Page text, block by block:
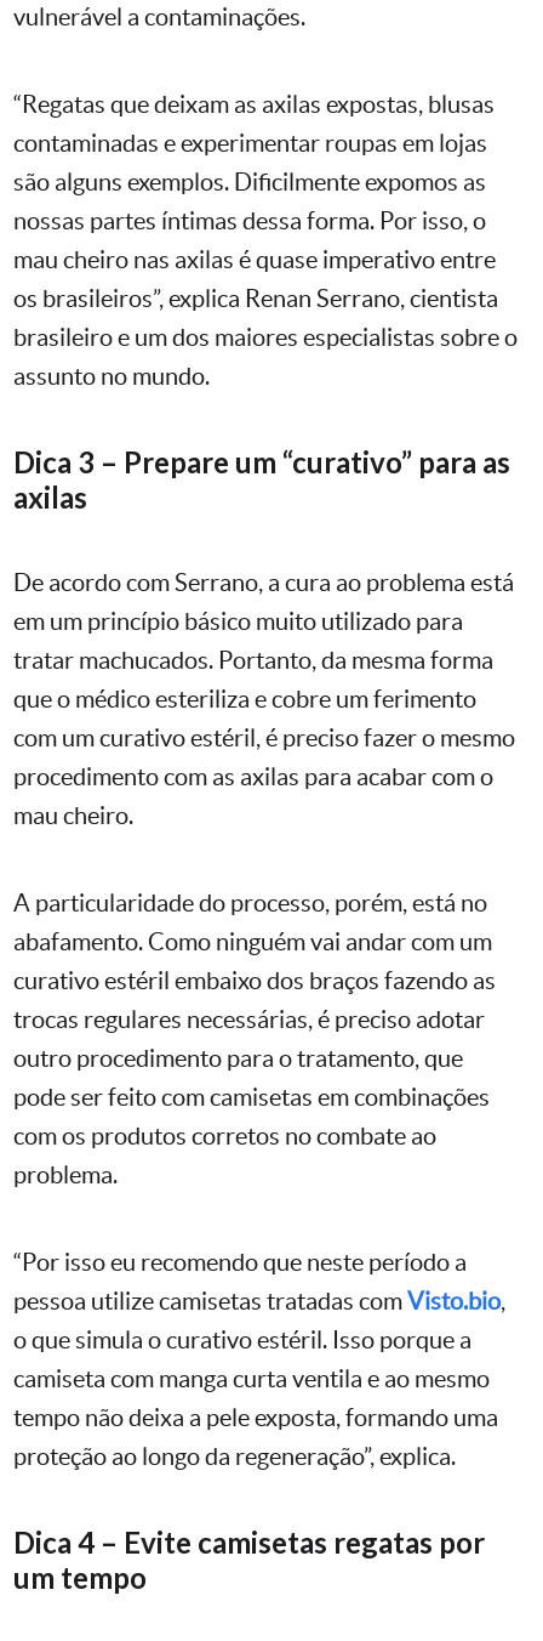
vulnerável a contaminações.
“Regatas que deixam as axilas expostas, blusas
contaminadas e experimentar roupas em lojas
são alguns exemplos. Dificilmente expomos as
nossas partes íntimas dessa forma. Por isso, o
mau cheiro nas axilas é quase imperativo entre
os brasileiros”, explica Renan Serrano, cientista
brasileiro e um dos maiores especialistas sobre o
assunto no mundo.
Dica 3 – Prepare um “curativo” para as
axilas
De acordo com Serrano, a cura ao problema está
em um princípio básico muito utilizado para
tratar machucados. Portanto, da mesma forma
que o médico esteriliza e cobre um ferimento
com um curativo estéril, é preciso fazer o mesmo
procedimento com as axilas para acabar com o
mau cheiro.
A particularidade do processo, porém, está no
abafamento. Como ninguém vai andar com um
curativo estéril embaixo dos braços fazendo as
trocas regulares necessárias, é preciso adotar
outro procedimento para o tratamento, que
pode ser feito com camisetas em combinações
com os produtos corretos no combate ao
problema.
“Por isso eu recomendo que neste período a
pessoa utilize camisetas tratadas comVisto.bio,
o que simula o curativo estéril. Isso porque a
camiseta com manga curta ventila e ao mesmo
tempo não deixa a pele exposta, formando uma
proteção ao longo da regeneração”, explica.
Dica 4 – Evite camisetas regatas por
um tempo